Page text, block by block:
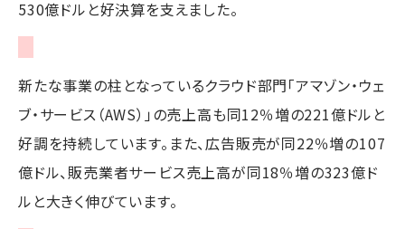
530億ドルと好決算を支えました。
新たな事業の柱となっているクラウド部門「アマゾン・ウェ
ブ・サービス（AWS）」の売上高も同12％増の221億ドルと
好調を持続しています。また、広告販売が同22％増の107
億ドル、販売業者サービス売上高が同18％増の323億ド
ルと大きく伸びています。